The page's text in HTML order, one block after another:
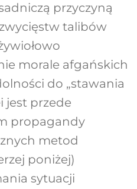
przyczyną
talibów
morale afgańskich
do „stawania
jest przede
propagandy
metod
poniżej)
sytuacji